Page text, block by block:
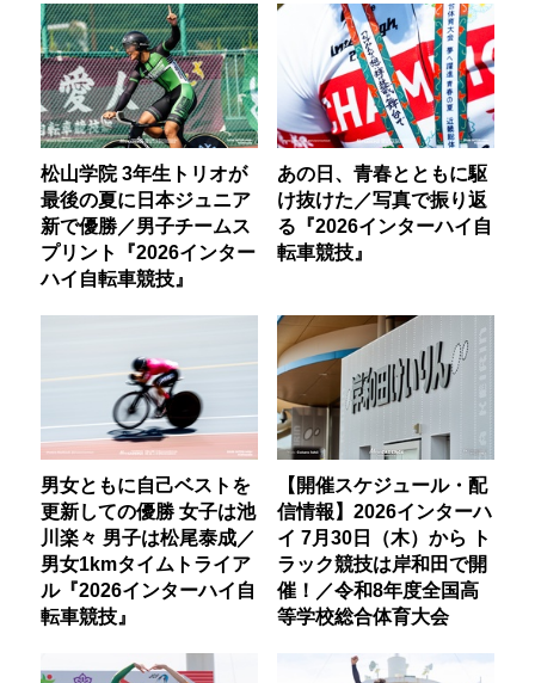
松山学院 3年生トリオが
最後の夏に日本ジュニア
新で優勝／男子チームス
プリント『2026インター
ハイ自転車競技』
あの日、青春とともに駆
け抜けた／写真で振り返
る『2026インターハイ自
転車競技』
男女ともに自己ベストを
更新しての優勝 女子は池
川楽々 男子は松尾泰成／
男女1kmタイムトライア
ル『2026インターハイ自
転車競技』
【開催スケジュール・配
信情報】2026インターハ
イ 7月30日（木）から ト
ラック競技は岸和田で開
催！／令和8年度全国高
等学校総合体育大会